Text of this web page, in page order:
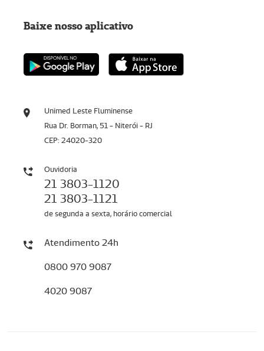
Unimed Leste Fluminense
Rua Dr. Borman, 51 - Niterói - RJ
CEP: 24020-320
Ouvidoria
21 3803-1120
21 3803-1121
de segunda a sexta, horário comercial
Atendimento 24h
0800 970 9087
4020 9087
Baixe nosso aplicativo